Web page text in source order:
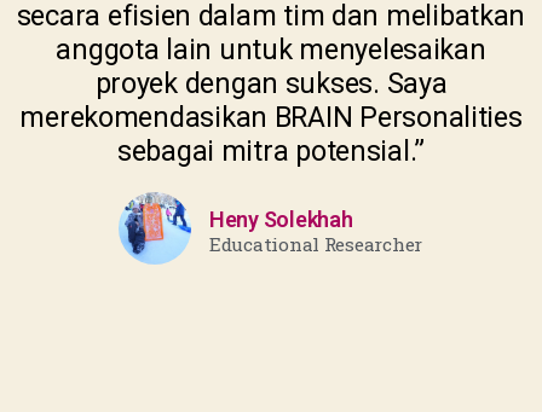
secara efisien dalam tim dan melibatkan
anggota lain untuk menyelesaikan
proyek dengan sukses. Saya
merekomendasikan BRAIN Personalities
sebagai mitra potensial.”
Heny Solekhah
Educational Researcher